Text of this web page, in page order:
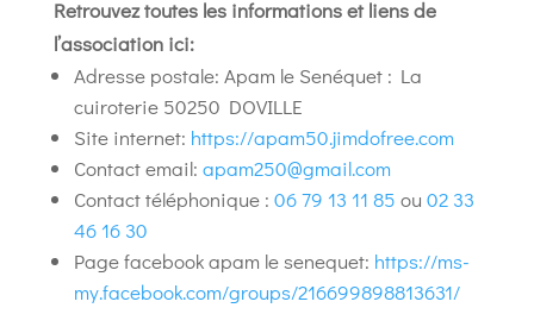
Retrouvez toutes les informations et liens de
l’association ici:
Adresse postale: Apam le Senéquet : La
cuiroterie 50250 DOVILLE
Site internet: https://apam50.jimdofree.com
Contact email: apam250@gmail.com
Contact téléphonique : 06 79 13 11 85 ou 02 33
46 16 30
Page facebook apam le senequet: https://ms-
my.facebook.com/groups/216699898813631/